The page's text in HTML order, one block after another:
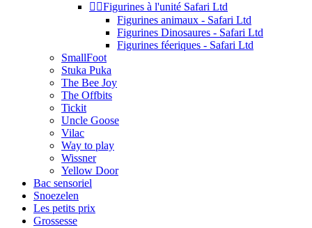
 Figurines à l'unité Safari Ltd
Figurines animaux - Safari Ltd
Figurines Dinosaures - Safari Ltd
Figurines féeriques - Safari Ltd
SmallFoot
Stuka Puka
The Bee Joy
The Offbits
Tickit
Uncle Goose
Vilac
Way to play
Wissner
Yellow Door
Bac sensoriel
Snoezelen
Les petits prix
Grossesse